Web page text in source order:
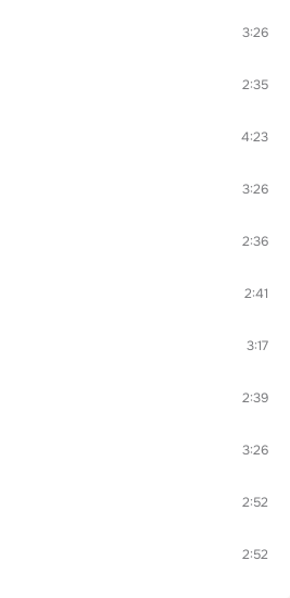
3:26
2:35
4:23
3:26
2:36
2:41
3:17
2:39
3:26
2:52
2:52